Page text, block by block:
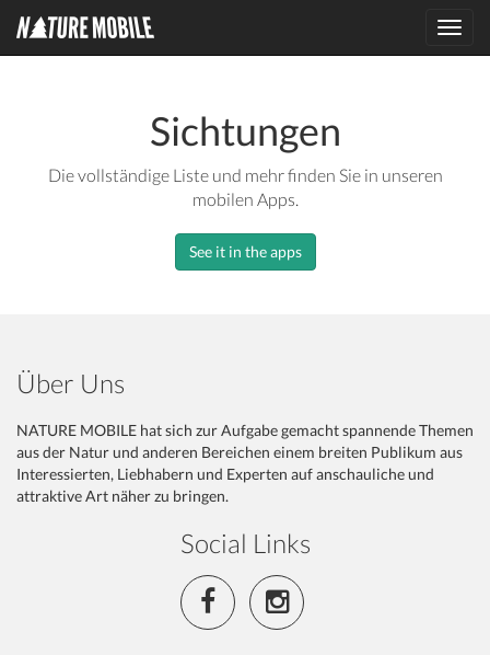
Sichtungen
Die vollständige Liste und mehr finden Sie in unseren
mobilen Apps.
See it in the apps
Über Uns
NATURE MOBILE hat sich zur Aufgabe gemacht spannende Themen
aus der Natur und anderen Bereichen einem breiten Publikum aus
Interessierten, Liebhabern und Experten auf anschauliche und
attraktive Art näher zu bringen.
Social Links